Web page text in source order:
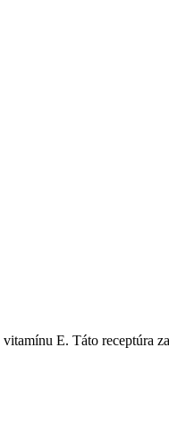
E. Táto receptúra